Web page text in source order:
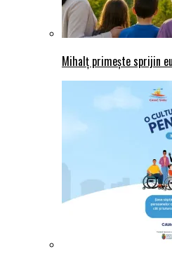
Mihalț primește sprijin